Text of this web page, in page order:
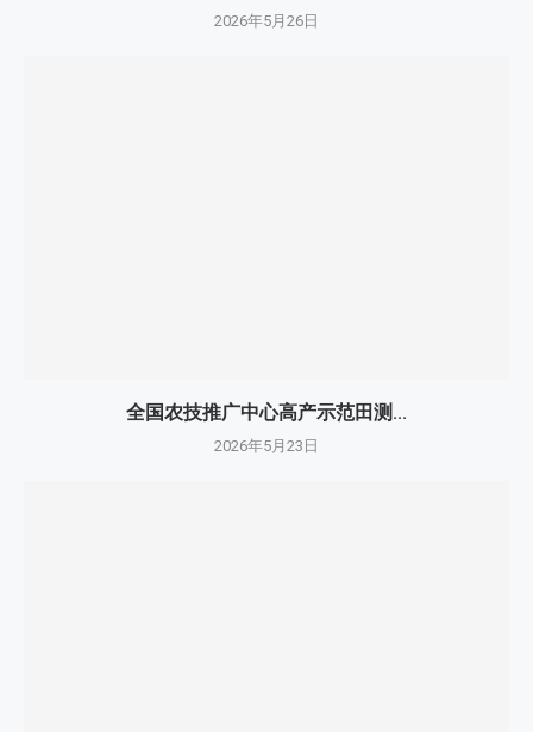
2026年5月26日
全国农技推广中心高产示范田测...
2026年5月23日